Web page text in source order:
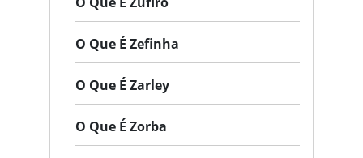
O Que É Zefinha
O Que É Zarley
O Que É Zorba